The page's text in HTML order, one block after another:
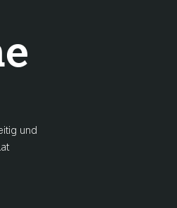
und